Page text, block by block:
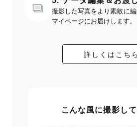
撮影した写真をより素敵に
マイページにお届けします。
詳しくはこちら
こんな風に撮影し